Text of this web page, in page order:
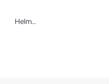
Helmut Schwarz Beschriftungsdeckel für Einnehmebecher 75 Stück Zubehör für Medikamenteneinnahmebecher von Helmut Schwarz